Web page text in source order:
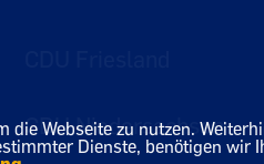
CDU Niedersachsen
die Webseite zu nutzen.
Dienste, benötigen